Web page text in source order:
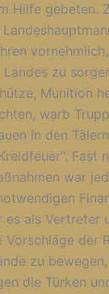
Hilfe gebeten.
zu
Munition
warb
in den
Fast
war
es als Vertreter
Vorschläge der
zu
die Türken